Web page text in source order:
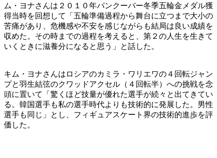
ム・ヨナさんは２０１０年バンクーバー冬季五輪金メダル獲
得当時を回想して「五輪準備過程から舞台に立つまで大小の
苦痛があり、危機感や不安を感じながらも結局は良い成績を
収めた。その時までの過程を考えると、第２の人生を生きて
いくときに滋養分になると思う」と話した。
キム・ヨナさんはロシアのカミラ・ワリエワの４回転ジャン
プと羽生結弦のクワッドアクセル（４回転半）への挑戦を念
頭に置いて「驚くほど技量が優れた選手が続々と出てきてい
る。韓国選手も私の選手時代よりも技術的に発展した。男性
選手も同じ」とし、フィギュアスケート界の技術的進歩を評
価した。